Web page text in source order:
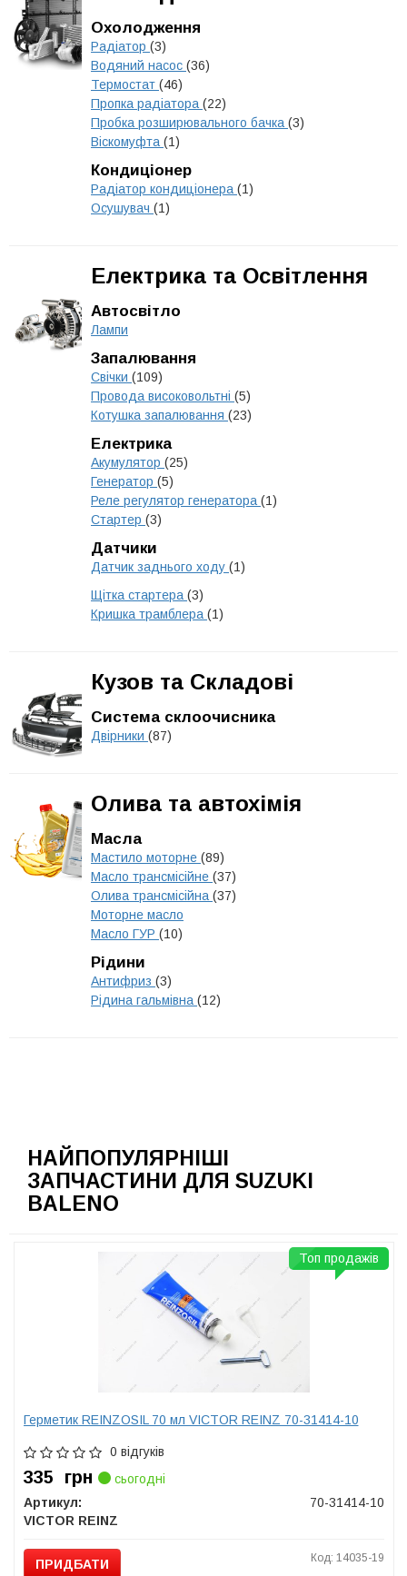
Охолодження
Радіатор (3)
Водяний насос (36)
Термостат (46)
Пропка радіатора (22)
Пробка розширювального бачка (3)
Віскомуфта (1)
Кондиціонер
Радіатор кондиціонера (1)
Осушувач (1)
Електрика та Освітлення
Автосвітло
Лампи
Запалювання
Свічки (109)
Провода високовольтні (5)
Котушка запалювання (23)
Електрика
Акумулятор (25)
Генератор (5)
Реле регулятор генератора (1)
Стартер (3)
Датчики
Датчик заднього ходу (1)
Щітка стартера (3)
Кришка трамблера (1)
Кузов та Складові
Система склоочисника
Двірники (87)
Олива та автохімія
Масла
Мастило моторне (89)
Масло трансмісійне (37)
Олива трансмісійна (37)
Моторне масло
Масло ГУР (10)
Рідини
Антифриз (3)
Рідина гальмівна (12)
НАЙПОПУЛЯРНІШІ
ЗАПЧАСТИНИ ДЛЯ SUZUKI
BALENO
Герметик REINZOSIL 70 мл VICTOR REINZ 70-31414-10
0 відгуків
335 грн
сьогодні
Артикул:
70-31414-10
VICTOR REINZ
ПРИДБАТИ Код: 14035-19
Топ продажів